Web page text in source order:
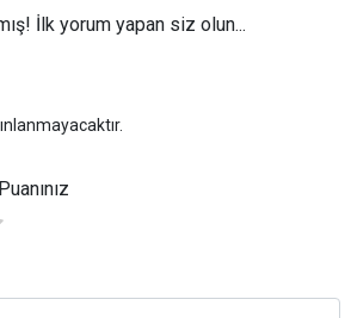
İlk yorum yapan siz olun...